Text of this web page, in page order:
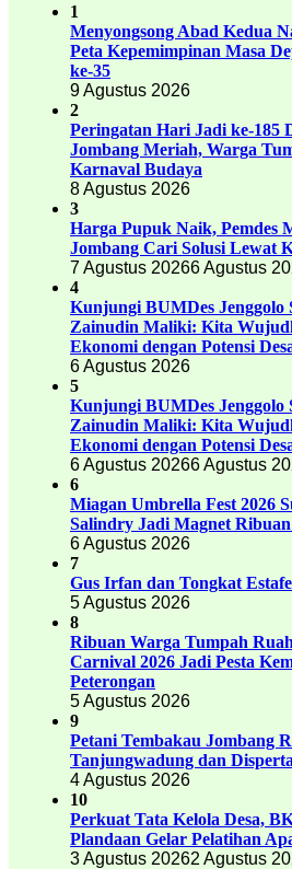
1
Menyongsong Abad Kedua
Peta Kepemimpinan Masa
ke-35
9 Agustus 2026
2
Peringatan Hari Jadi ke-185
Jombang Meriah, Warga
Karnaval Budaya
8 Agustus 2026
3
Harga Pupuk Naik, Pemdes
Jombang Cari Solusi Lewat
7 Agustus 20266 Agustus
4
Kunjungi BUMDes Jenggolo
Zainudin Maliki: Kita
Ekonomi dengan Potensi
6 Agustus 2026
5
Kunjungi BUMDes Jenggolo
Zainudin Maliki: Kita
Ekonomi dengan Potensi
6 Agustus 20266 Agustus
6
Miagan Umbrella Fest 2026
Salindry Jadi Magnet
6 Agustus 2026
7
Gus Irfan dan Tongkat
5 Agustus 2026
8
Ribuan Warga Tumpah
Carnival 2026 Jadi Pesta
Peterongan
5 Agustus 2026
9
Petani Tembakau Jombang
Tanjungwadung dan
4 Agustus 2026
10
Perkuat Tata Kelola Desa,
Plandaan Gelar Pelatihan
3 Agustus 20262 Agustus